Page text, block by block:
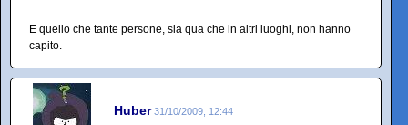
E quello che tante persone, sia qua che in altri luoghi, non hanno
capito.
Huber 31/10/2009, 12:44